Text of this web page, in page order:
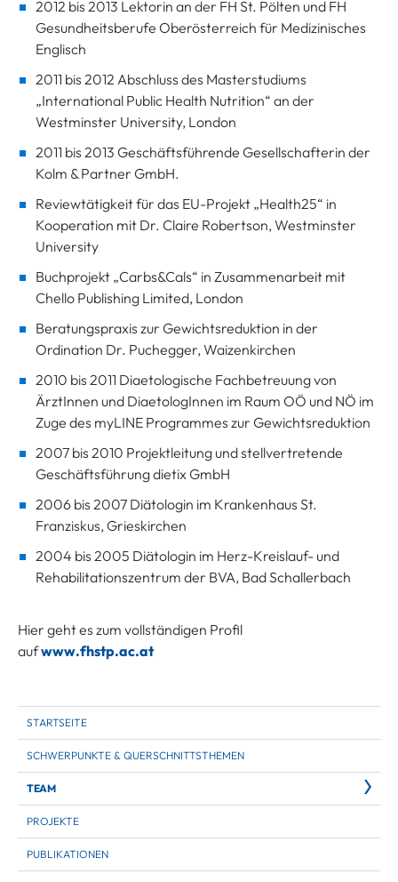
2012 bis 2013 Lektorin an der FH St. Pölten und FH
Gesundheitsberufe Oberösterreich für Medizinisches
Englisch
2011 bis 2012 Abschluss des Masterstudiums
„International Public Health Nutrition“ an der
Westminster University, London
2011 bis 2013 Geschäftsführende Gesellschafterin der
Kolm & Partner GmbH.
Reviewtätigkeit für das EU-Projekt „Health25“ in
Kooperation mit Dr. Claire Robertson, Westminster
University
Buchprojekt „Carbs&Cals“ in Zusammenarbeit mit
Chello Publishing Limited, London
Beratungspraxis zur Gewichtsreduktion in der
Ordination Dr. Puchegger, Waizenkirchen
2010 bis 2011 Diaetologische Fachbetreuung von
ÄrztInnen und DiaetologInnen im Raum OÖ und NÖ im
Zuge des myLINE Programmes zur Gewichtsreduktion
2007 bis 2010 Projektleitung und stellvertretende
Geschäftsführung dietix GmbH
2006 bis 2007 Diätologin im Krankenhaus St.
Franziskus, Grieskirchen
2004 bis 2005 Diätologin im Herz-Kreislauf- und
Rehabilitationszentrum der BVA, Bad Schallerbach
Hier geht es zum vollständigen Profil
aufwww.fhstp.ac.at
STARTSEITE
SCHWERPUNKTE & QUERSCHNITTSTHEMEN
TEAM
PROJEKTE
PUBLIKATIONEN